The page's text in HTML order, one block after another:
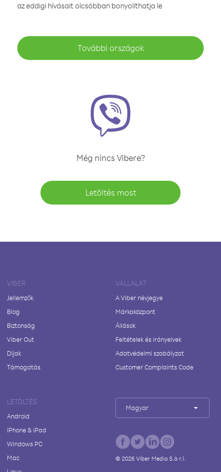
az eddigi hívásait olcsóbban bonyolíthatja le
További országok
Még nincs Vibere?
Letöltés most
VIBER
Jellemzők
Blog
Biztonság
Viber Out
Díjak
Támogatás
VÁLLALAT
A Viber névjegye
Márkaközpont
Állások
Feltételek és irányelvek
Adatvédelmi szabályzat
Customer Complaints Code
LETÖLTÉS
Android
iPhone & iPad
Windows PC
Mac
Magyar
© 2026Viber Media S.à r.l.